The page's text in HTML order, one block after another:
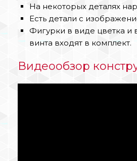
На некоторых деталях
Есть детали с
Фигурки в виде цветка и
винта входят в комплект.
Видеообзор